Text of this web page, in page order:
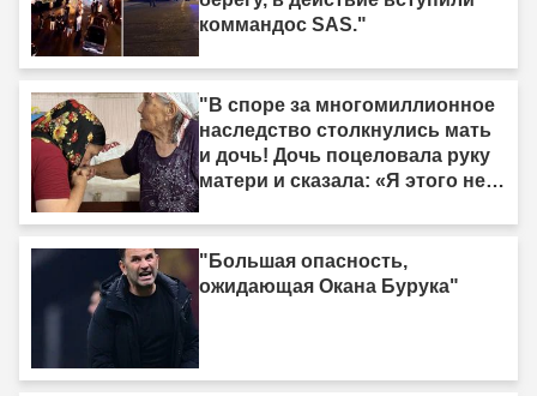
коммандос SAS."
"В споре за многомиллионное
наследство столкнулись мать
и дочь! Дочь поцеловала руку
матери и сказала: «Я этого не
"Большая опасность,
ожидающая Окана Бурука"